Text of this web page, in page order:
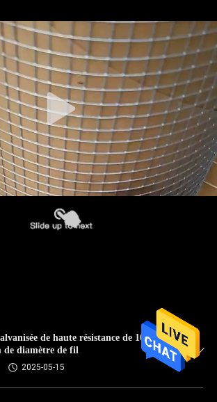
de haute résistance de 10 m de
de diamètre de fil
2025-05-15